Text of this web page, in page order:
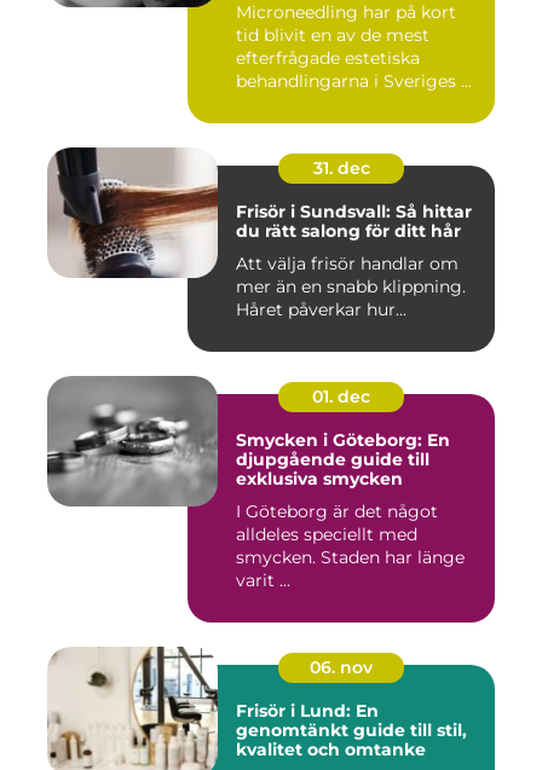
Microneedling har på kort
tid blivit en av de mest
efterfrågade estetiska
behandlingarna i Sveriges ...
31. dec
Frisör i Sundsvall: Så hittar
du rätt salong för ditt hår
Att välja frisör handlar om
mer än en snabb klippning.
Håret påverkar hur...
01. dec
Smycken i Göteborg: En
djupgående guide till
exklusiva smycken
I Göteborg är det något
alldeles speciellt med
smycken. Staden har länge
varit ...
06. nov
Frisör i Lund: En
genomtänkt guide till stil,
kvalitet och omtanke